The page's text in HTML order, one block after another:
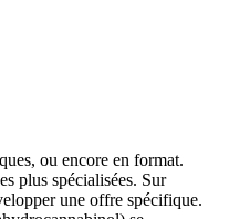
ou encore en format.
plus spécialisées. Sur
une offre spécifique.